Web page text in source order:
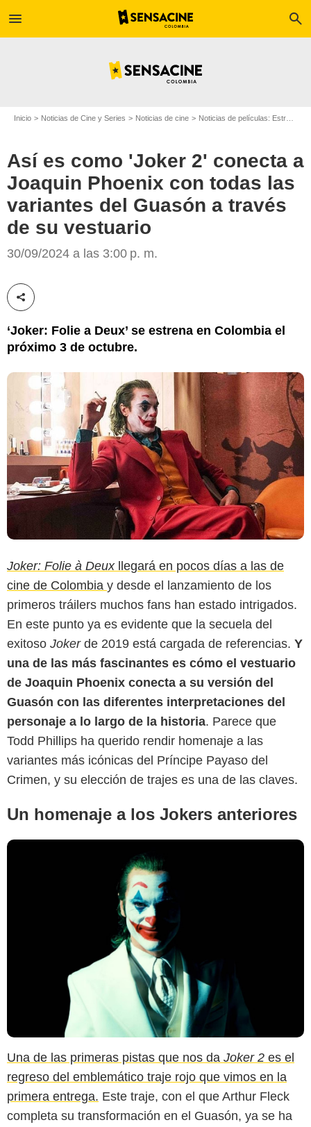
menu search
Inicio Noticias de Cine y Series Noticias de cine Noticias de películas: Estreno de película
Así es como 'Joker 2' conecta a
Joaquin Phoenix con todas las
variantes del Guasón a través
de su vestuario
30/09/2024 a las 3:00 p. m.
Compartir esta noticia
‘Joker: Folie a Deux’ se estrena en Colombia el
próximo 3 de octubre.
La Guía GO!
Joker: Folie à Deuxllegará en pocos días a las de
cine de Colombia y desde el lanzamiento de los
primeros tráilers muchos fans han estado intrigados.
En este punto ya es evidente que la secuela del
exitoso Jokerde 2019 está cargada de referencias. Y
una de las más fascinantes es cómo el vestuario
de Joaquin Phoenix conecta a su versión del
Guasón con las diferentes interpretaciones del
personaje a lo largo de la historia. Parece que
Todd Phillips ha querido rendir homenaje a las
variantes más icónicas del Príncipe Payaso del
Crimen, y su elección de trajes es una de las claves.
Un homenaje a los Jokers anteriores
Marca.com
Una de las primeras pistas que nos da Joker 2 es el
regreso del emblemático traje rojo que vimos en la
primera entrega. Este traje, con el que Arthur Fleck
completa su transformación en el Guasón, ya se ha